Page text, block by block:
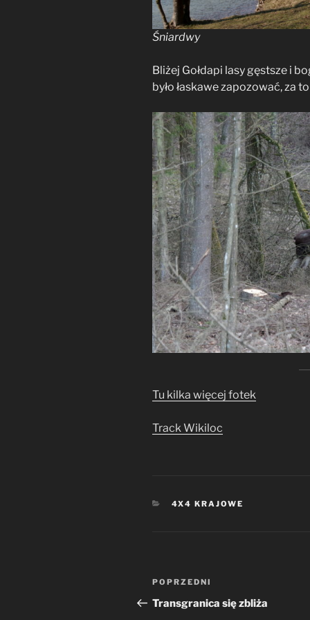
Śniardwy
Bliżej Gołdapi lasy gęstsze i
było łaskawe zapozować, za
Tu kilka więcej fotek
Track Wikiloc
KATEGORIE
4X4 KRAJOWE
Nawigacja
wpisu
Poprzedni
wpis
POPRZEDNI
Transgranica się zbliża